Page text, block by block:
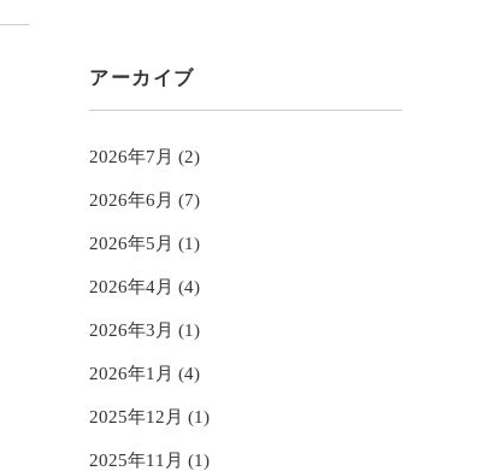
アーカイブ
2026年7月 (2)
2026年6月 (7)
2026年5月 (1)
2026年4月 (4)
2026年3月 (1)
2026年1月 (4)
2025年12月 (1)
2025年11月 (1)